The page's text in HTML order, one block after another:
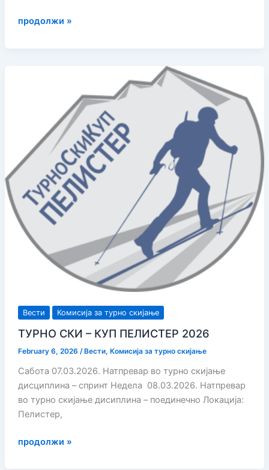
100
Македонија
продолжи »
Вести Комисија за турно скијање
ТУРНО СКИ – КУП ПЕЛИСТЕР 2026
February 6, 2026 /Вести, Комисија за турно скијање
Сабота 07.03.2026. Натпревар во турно скијање
дисциплина – спринт Недела 08.03.2026. Натпревар
во турно скијање дисиплина – поединечно Локација:
Пелистер,
ТУРНО
продолжи »